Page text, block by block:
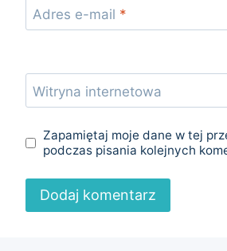
Adres e-mail *
Witryna internetowa
Zapamiętaj moje dane w tej
podczas pisania kolejnych